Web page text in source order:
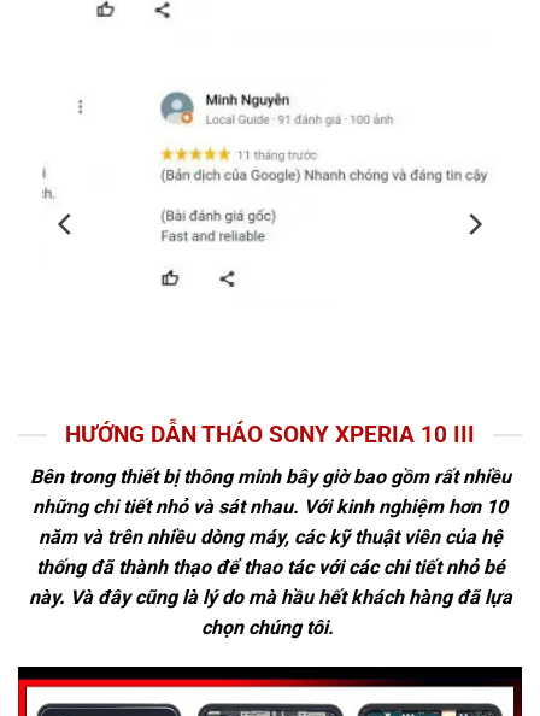
HƯỚNG DẪN THÁO SONY XPERIA 10 III
Bên trong thiết bị thông minh bây giờ bao gồm rất nhiều
những chi tiết nhỏ và sát nhau. Với kinh nghiệm hơn 10
năm và trên nhiều dòng máy, các kỹ thuật viên của hệ
thống đã thành thạo để thao tác với các chi tiết nhỏ bé
này. Và đây cũng là lý do mà hầu hết khách hàng đã lựa
chọn chúng tôi.